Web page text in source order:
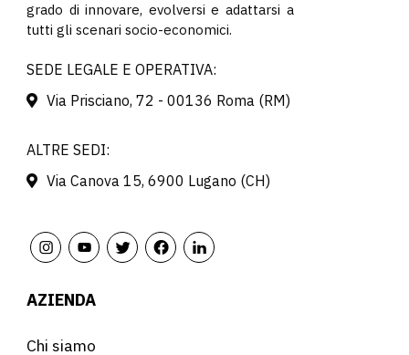
grado di innovare, evolversi e adattarsi a
tutti gli scenari socio-economici.
SEDE LEGALE E OPERATIVA:
Via Prisciano, 72 - 00136 Roma (RM)
ALTRE SEDI:
Via Canova 15, 6900 Lugano (CH)
AZIENDA
Chi siamo